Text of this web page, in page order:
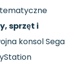
tematyczne
sprzęt i
konsol Sega